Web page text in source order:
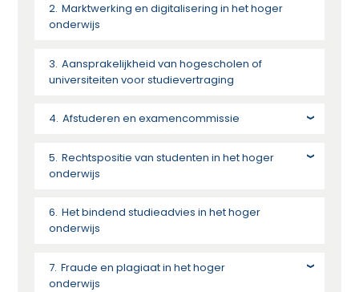
Marktwerking en digitalisering in het hoger
onderwijs
Aansprakelijkheid van hogescholen of
universiteiten voor studievertraging
Afstuderen en examencommissie
Rechtspositie van studenten in het hoger
onderwijs
Het bindend studieadvies in het hoger
onderwijs
Fraude en plagiaat in het hoger
onderwijs